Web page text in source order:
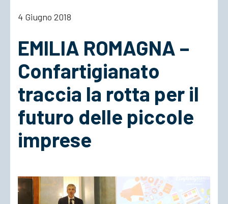
Cosa Facciamo
4 Giugno 2018
EMILIA ROMAGNA –
Confartigianato
traccia la rotta per il
futuro delle piccole
imprese